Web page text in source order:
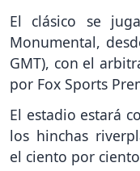
El clásico se
Monumental,
GMT), con el
por Fox Sports
El estadio estará
los hinchas
el ciento por